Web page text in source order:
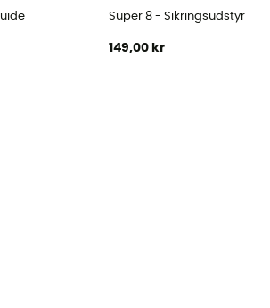
Super 8 - Sikringsudstyr
149,00 kr